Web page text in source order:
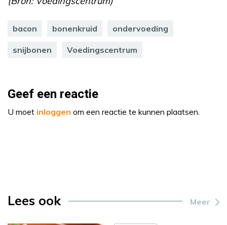
bacon bonenkruid ondervoeding
snijbonen Voedingscentrum
Geef een reactie
U moet inloggen om een reactie te kunnen plaatsen.
Lees ook Meer